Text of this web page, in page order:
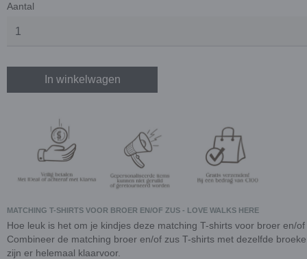
Aantal
In winkelwagen
MATCHING T-SHIRTS VOOR BROER EN/OF ZUS - LOVE WALKS HERE
Hoe leuk is het om je kindjes deze matching T-shirts voor broer en/
Combineer de matching broer en/of zus T-shirts met dezelfde
zijn er helemaal klaarvoor.